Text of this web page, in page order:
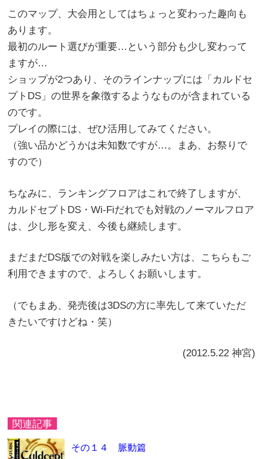
このマップ、大会用としてはちょっと変わった趣向も
あります。
最初のルート選びが重要…という部分も少し変わって
ますが…
ショップが2つあり、そのラインナップには「カルドセ
プトDS」の世界を象徴するようなものが含まれている
のです。
プレイの際には、ぜひ活用してみてください。
（強い品かどうかは未知数ですが…。まあ、お祭りで
すので）
ちなみに、ランキングフロアはこれで終了しますが、
カルドセプトDS・Wi-Fiだれでも対戦のノーマルフロア
は、少し形を変え、今後も継続します。
まだまだDS版での対戦を楽しみたい方は、こちらもご
利用できますので、よろしくお願いします。
（でもまあ、発売後は3DSの方に率先して来ていただ
きたいですけどね・笑）
(2012.5.22 神宮)
関連記事
その１４ 脈動篇